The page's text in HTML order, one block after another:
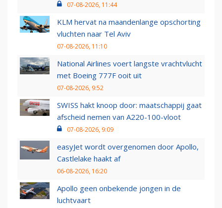
07-08-2026, 11:44
KLM hervat na maandenlange opschorting
vluchten naar Tel Aviv
07-08-2026, 11:10
National Airlines voert langste vrachtvlucht
met Boeing 777F ooit uit
07-08-2026, 9:52
SWISS hakt knoop door: maatschappij gaat
afscheid nemen van A220-100-vloot
07-08-2026, 9:09
easyJet wordt overgenomen door Apollo,
Castlelake haakt af
06-08-2026, 16:20
Apollo geen onbekende jongen in de
luchtvaart